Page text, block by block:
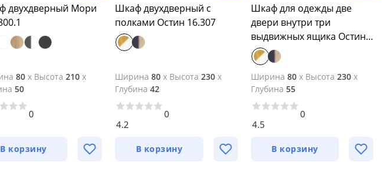
двухдверный Мори
80x Высота 210x
50
0
В корзину
Шкаф двухдверный с
полками Остин 16.307
Ширина 80 x Высота 230 x
Глубина 42
4.2
0
В корзину
Шкаф для одежды две
двери внутри три
выдвижных ящика Остин
13.336.02
Ширина 80x Высота 230x
Глубина 55
4.5
0
В корзину